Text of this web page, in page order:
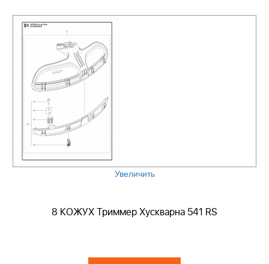
Увеличить
8 КОЖУХ Триммер Хускварна 541 RS